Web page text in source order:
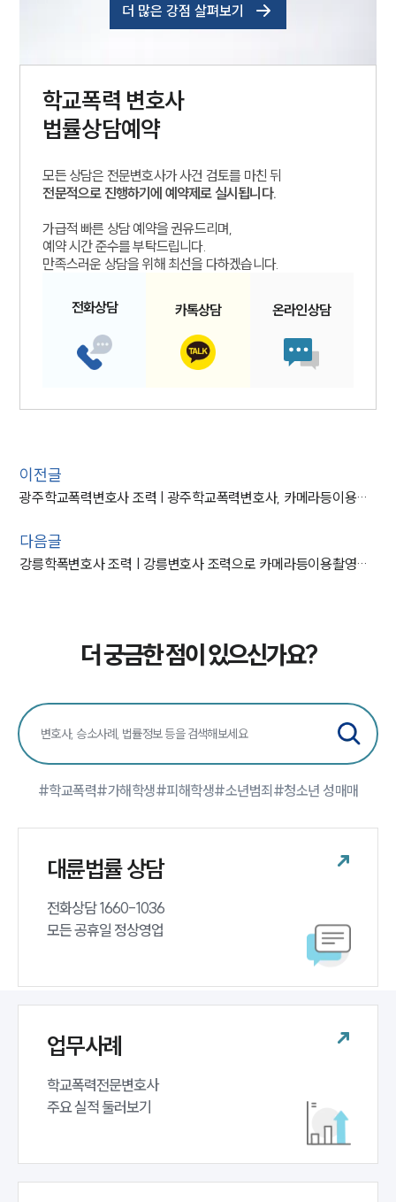
더 많은 강점 살펴보기
학교폭력 변호사
법률상담예약
모든 상담은 전문변호사가 사건 검토를 마친 뒤
전문적으로 진행하기에 예약제로 실시됩니다.
가급적 빠른 상담 예약을 권유드리며,
예약 시간 준수를 부탁드립니다.
만족스러운 상담을 위해 최선을 다하겠습니다.
전화상담 카톡상담 온라인상담
이전글
광주학교폭력변호사 조력 | 광주학교폭력변호사, 카메라등이용촬영 미수 등 중학생 불처분
다음글
강릉학폭변호사 조력 | 강릉변호사 조력으로 카메라등이용촬영죄 불기소
더 궁금한 점이 있으신가요?
#학교폭력#가해학생#피해학생#소년범죄 #청소년 성매매
대륜법률 상담
전화상담 1660-1036
모든 공휴일 정상영업
업무사례
학교폭력전문변호사
주요 실적 둘러보기